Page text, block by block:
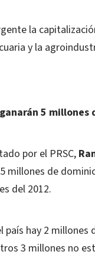
la
y la
5 millones
por el PRSC,
millones de
del 2012.
país hay 2
3 millones no